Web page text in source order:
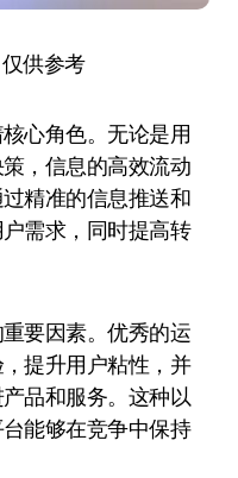
供参考
心角色。无论是用
，信息的高效流动
精准的信息推送和
需求，同时提高转
要因素。优秀的运
提升用户粘性，并
品和服务。这种以
能够在竞争中保持